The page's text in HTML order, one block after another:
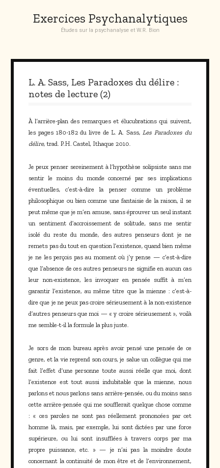
Exercices Psychanalytiques
Études sur la psychanalyse et W.R. Bion
L. A. Sass, Les Paradoxes du délire :
notes de lecture (2)
À l’arrière-plan des remarques et élucubrations qui suivent,
les pages 180-182 du livre de L. A. Sass, Les Paradoxes du
délire, trad. P.H. Castel, Ithaque 2010.
Je peux penser sereinement à l’hypothèse solipsiste sans me
sentir le moins du monde concerné par ses implications
éventuelles, c’est-à-dire la penser comme un problème
philosophique ou bien comme une fantaisie de la raison, il se
peut même que je m’en amuse, sans éprouver un seul instant
un sentiment d’accroissement de solitude, sans me sentir
isolé du reste du monde, des autres penseurs dont je ne
remets pas du tout en question l’existence, quand bien même
je ne les perçois pas au moment où j’y pense — c’est-à-dire
que l’absence de ces autres penseurs ne signifie en aucun cas
leur non-existence, les invoquer en pensée suffit à m’en
garantir l’existence, au même titre que la mienne : c’est-à-
dire que je ne peux pas croire sérieusement à la non-existence
d’autres penseurs que moi — « y croire sérieusement », voilà
me semble-t-il la formule la plus juste.
Je sors de mon bureau après avoir pensé une pensée de ce
genre, et la vie reprend son cours, je salue un collègue qui me
fait l’effet d’une personne toute aussi réelle que moi, dont
l’existence est tout aussi indubitable que la mienne, nous
parlons et nous parlons sans arrière-pensée, ou du moins sans
cette arrière-pensée qui me soufflerait quelque chose comme
: « ces paroles ne sont pas réellement prononcées par cet
homme là, mais, par exemple, lui sont dictées par une force
supérieure, ou lui sont insufflées à travers corps par ma
propre puissance, etc. » — je n’ai pas la moindre doute
concernant la continuité de mon être et de l’environnement,